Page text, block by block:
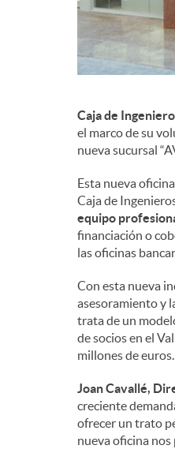
Caja de
el marco de su
nueva sucursal
Esta nueva
Caja de
equipo
financiación o
las oficinas
Con esta nueva
asesoramiento y
trata de un
de socios en el
millones de euros.
Joan Cavallé,
creciente
ofrecer un trato
nueva oficina